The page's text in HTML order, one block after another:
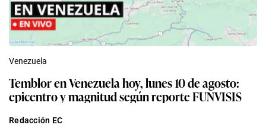
Venezuela
Temblor en Venezuela hoy, lunes 10 de agosto:
epicentro y magnitud según reporte FUNVISIS
Redacción EC